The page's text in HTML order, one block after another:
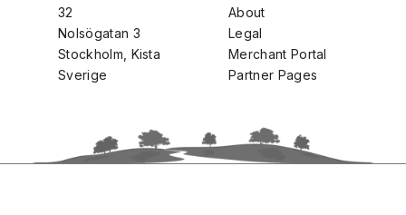
32
Nolsögatan 3
Stockholm, Kista
Sverige
About
Legal
Merchant Portal
Partner Pages